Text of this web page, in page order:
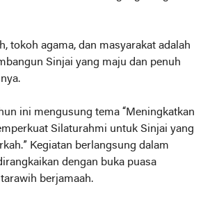
tokoh agama, dan masyarakat adalah
Sinjai yang maju dan penuh
ini mengusung tema “Meningkatkan
Silaturahmi untuk Sinjai yang
Kegiatan berlangsung dalam
dengan buka puasa
berjamaah.